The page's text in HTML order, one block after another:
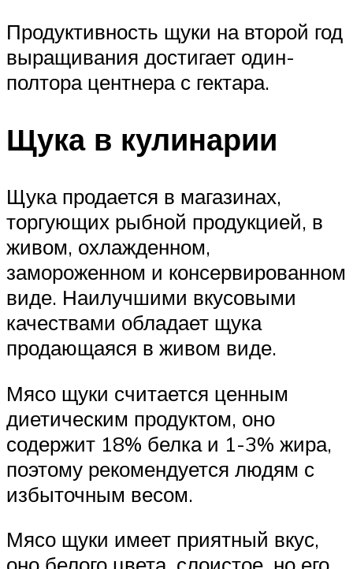
Продуктивность щуки на второй год
выращивания достигает один-
полтора центнера с гектара.
Щука в кулинарии
Щука продается в магазинах,
торгующих рыбной продукцией, в
живом, охлажденном,
замороженном и консервированном
виде. Наилучшими вкусовыми
качествами обладает щука
продающаяся в живом виде.
Мясо щуки считается ценным
диетическим продуктом, оно
содержит 18% белка и 1-3% жира,
поэтому рекомендуется людям с
избыточным весом.
Мясо щуки имеет приятный вкус,